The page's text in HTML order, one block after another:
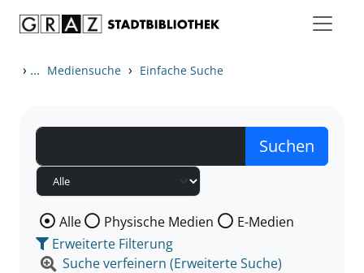
› ... Mediensuche › Einfache Suche
Wählen Sie die Medienart nach der Sie suchen wollen.
Alle Physische Medien
E-Medien
Erweiterte Filterung
Suche verfeinern (Erweiterte Suche)